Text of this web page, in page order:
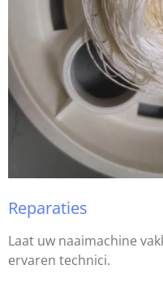
Reparaties
Laat uw naaimachine
ervaren technici.